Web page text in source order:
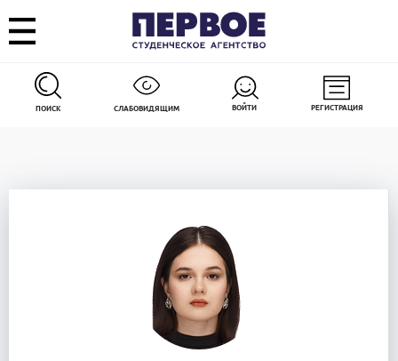
ПОИСК СЛАБОВИДЯЩИМ ВОЙТИ РЕГИСТРАЦИЯ